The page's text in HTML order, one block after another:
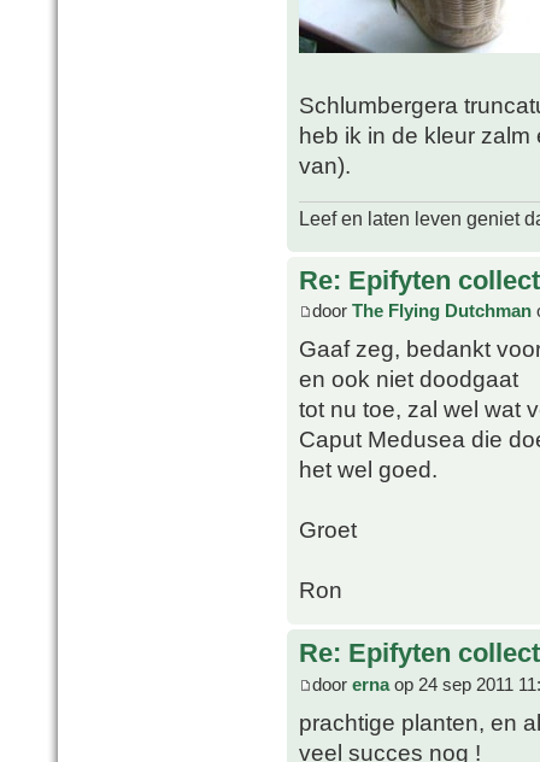
Schlumbergera
heb ik in de kleur
van).
Leef en laten leven geniet
Re: Epifyten
door The Flying Dutchman
Gaaf zeg, bedankt
en ook niet doodgaat
tot nu toe, zal wel wat
Caput Medusea die
het wel goed.
Groet
Ron
Re: Epifyten
door ernaop 24 sep 2011
prachtige planten, en
veel succes nog !